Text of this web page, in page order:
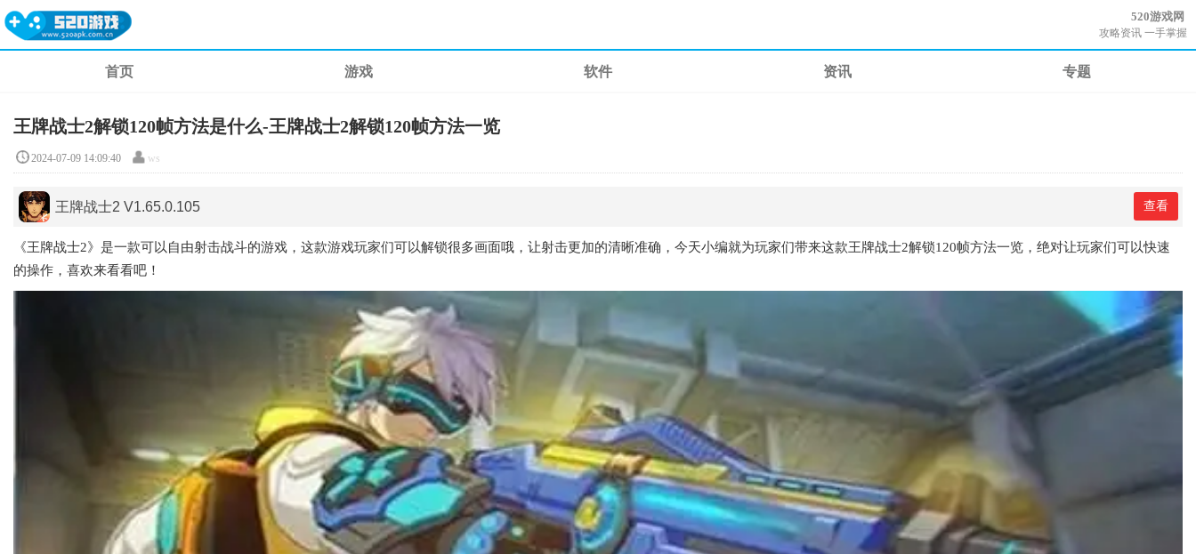
520游戏网
攻略资讯 一手掌握
首页 游戏 软件 资讯 专题
王牌战士2解锁120帧方法是什么-王牌战士2解锁120帧方法一览
2024-07-09 14:09:40 ws
王牌战士2 V1.65.0.105 查看
《王牌战士2》是一款可以自由射击战斗的游戏，这款游戏玩家们可以解锁很多画面哦，让射击更加的清晰准确，今天小编就为玩家们带来这款王牌战士2解锁120帧方法一览，绝对让玩家们可以快速
的操作，喜欢来看看吧！